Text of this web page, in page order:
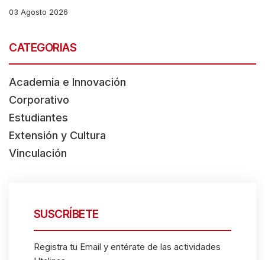
03 Agosto 2026
CATEGORIAS
Academia e Innovación
Corporativo
Estudiantes
Extensión y Cultura
Vinculación
SUSCRÍBETE
Registra tu Email y entérate de las actividades